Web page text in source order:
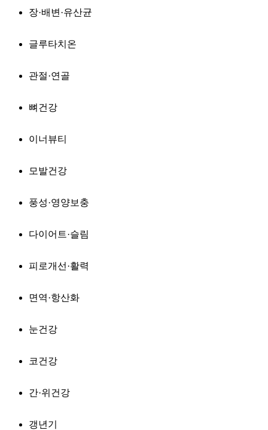
장·배변·유산균
글루타치온
관절·연골
뼈건강
이너뷰티
모발건강
풍성·영양보충
다이어트·슬림
피로개선·활력
면역·항산화
눈건강
코건강
간·위건강
갱년기